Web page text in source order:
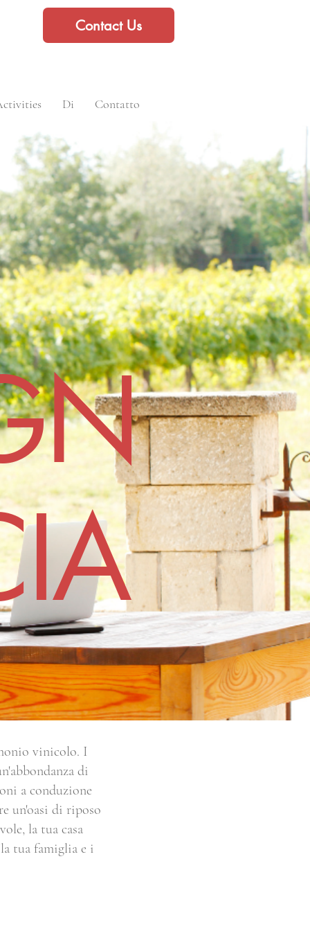
Contact Us
Di Contatto
vinicolo. I
di
a conduzione
un'oasi di riposo
la tua casa
tua famiglia e i